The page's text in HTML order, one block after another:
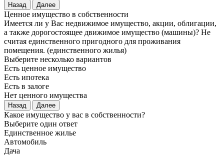
Назад Далее
Ценное имущество в собственности
Имеется ли у Вас недвижимое имущество, акции, облигации,
а также дорогостоящее движимое имущество (машины)? Не
считая единственного пригодного для проживания
помещения. (единственного жилья)
Выберите несколько вариантов
Есть ценное имущество
Есть ипотека
Есть в залоге
Нет ценного имущества
Назад Далее
Какое имущество у вас в собственности?
Выберите один ответ
Единственное жилье
Автомобиль
Дача